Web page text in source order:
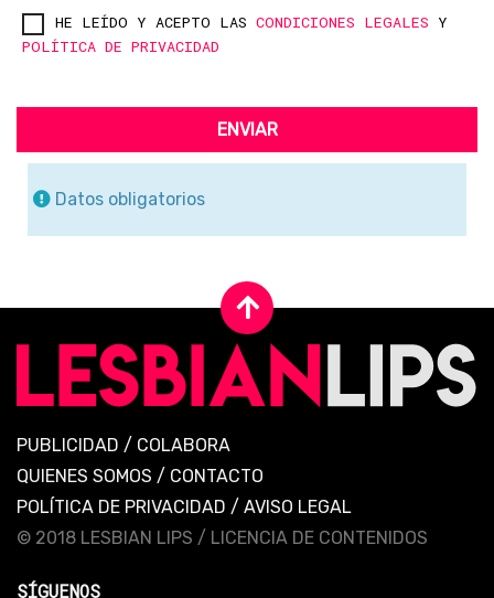
HE LEÍDO Y ACEPTO LAS CONDICIONES LEGALES Y
POLÍTICA DE PRIVACIDAD
ENVIAR
Datos obligatorios
PUBLICIDAD / COLABORA
QUIENES SOMOS / CONTACTO
POLÍTICA DE PRIVACIDAD / AVISO LEGAL
© 2018 LESBIAN LIPS / LICENCIA DE CONTENIDOS
SÍGUENOS